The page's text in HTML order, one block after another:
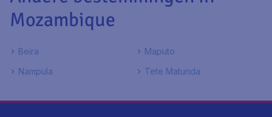
Mozambique
Beira
Maputo
Nampula
Tete Matunda